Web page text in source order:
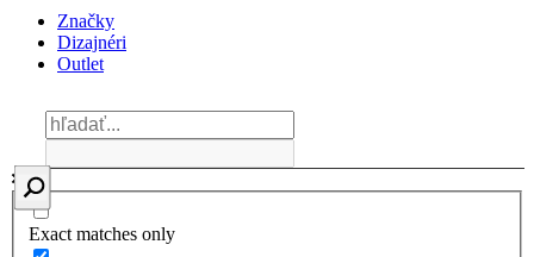
Značky
Dizajnéri
Outlet
Exact matches only